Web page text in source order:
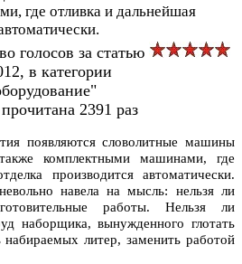
где отливка и дальнейшая
голосов за статью
в категории
прочитана 2391 раз
появляются словолитные машины
комплектными машинами, где
производится автоматически.
навела на мысль: нельзя ли
работы. Нельзя ли
наборщика, вынужденного глотать
литер, заменить работой